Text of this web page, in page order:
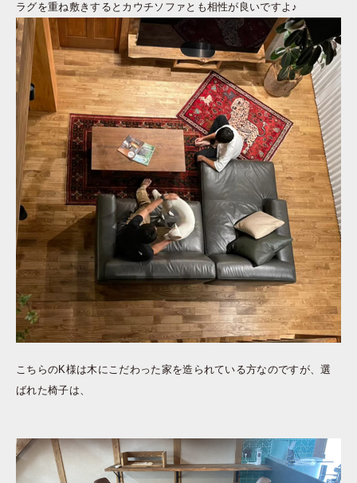
ラグを重ね敷きするとカウチソファとも相性が良いですよ♪
こちらのK様は木にこだわった家を造られている方なのですが、選
ばれた椅子は、